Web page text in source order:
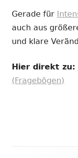
Gerade für
auch aus
und klare
Hier direkt zu:
(Fragebögen)